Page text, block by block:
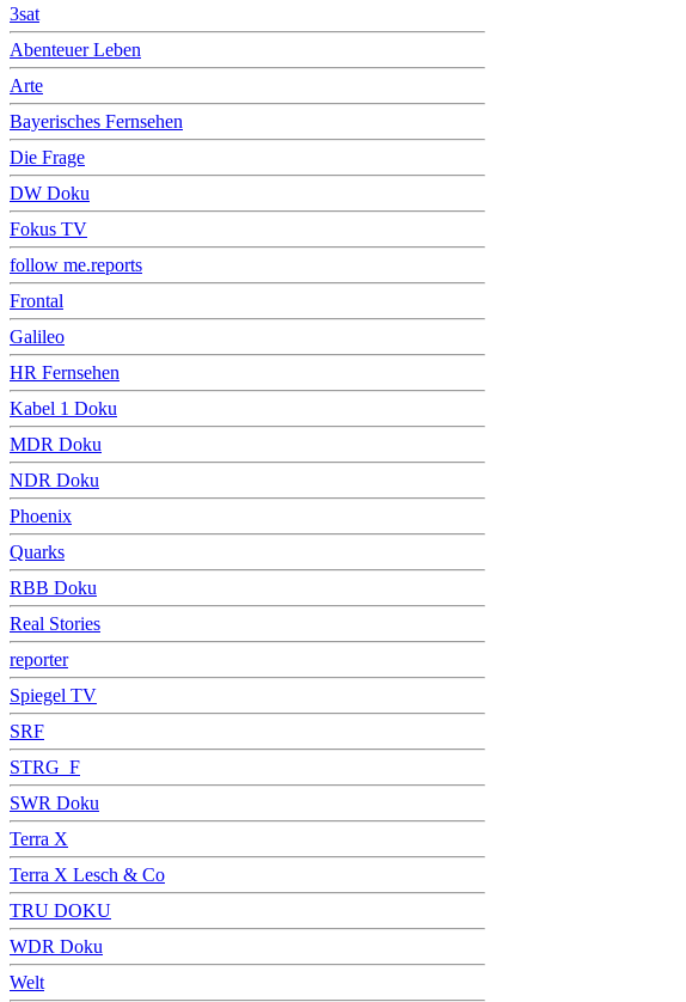
3sat
Abenteuer Leben
Arte
Bayerisches Fernsehen
Die Frage
DW Doku
Fokus TV
follow me.reports
Frontal
Galileo
HR Fernsehen
Kabel 1 Doku
MDR Doku
NDR Doku
Phoenix
Quarks
RBB Doku
Real Stories
reporter
Spiegel TV
SRF
STRG_F
SWR Doku
Terra X
Terra X Lesch & Co
TRU DOKU
WDR Doku
Welt